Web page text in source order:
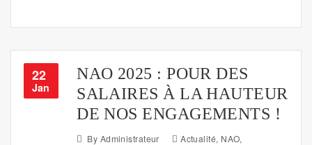
22
Jan
NAO 2025 : POUR DES
SALAIRES À LA HAUTEUR
DE NOS ENGAGEMENTS !
By Administrateur Actualité, NAO,